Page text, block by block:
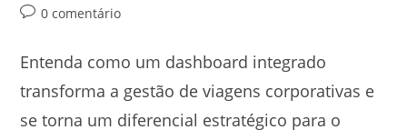
0 comentário
Entenda como um dashboard integrado
transforma a gestão de viagens corporativas e
se torna um diferencial estratégico para o